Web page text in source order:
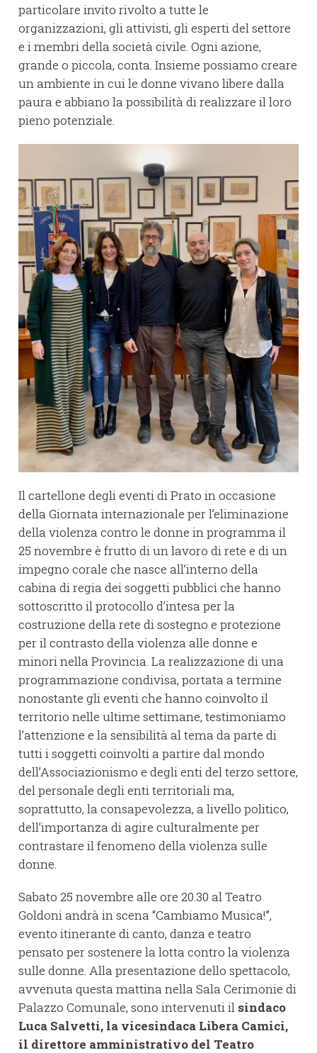
particolare invito rivolto a tutte le
organizzazioni, gli attivisti, gli esperti del settore
e i membri della società civile. Ogni azione,
grande o piccola, conta. Insieme possiamo creare
un ambiente in cui le donne vivano libere dalla
paura e abbiano la possibilità di realizzare il loro
pieno potenziale.
Il cartellone degli eventi di Prato in occasione
della Giornata internazionale per l’eliminazione
della violenza contro le donne in programma il
25 novembre è frutto di un lavoro di rete e di un
impegno corale che nasce all’interno della
cabina di regia dei soggetti pubblici che hanno
sottoscritto il protocollo d’intesa per la
costruzione della rete di sostegno e protezione
per il contrasto della violenza alle donne e
minori nella Provincia. La realizzazione di una
programmazione condivisa, portata a termine
nonostante gli eventi che hanno coinvolto il
territorio nelle ultime settimane, testimoniamo
l’attenzione e la sensibilità al tema da parte di
tutti i soggetti coinvolti a partire dal mondo
dell’Associazionismo e degli enti del terzo settore,
del personale degli enti territoriali ma,
soprattutto, la consapevolezza, a livello politico,
dell’importanza di agire culturalmente per
contrastare il fenomeno della violenza sulle
donne.
Sabato 25 novembre alle ore 20.30 al Teatro
Goldoni andrà in scena “Cambiamo Musica!”,
evento itinerante di canto, danza e teatro
pensato per sostenere la lotta contro la violenza
sulle donne. Alla presentazione dello spettacolo,
avvenuta questa mattina nella Sala Cerimonie di
Palazzo Comunale, sono intervenuti il sindaco
Luca Salvetti, la vicesindaca Libera Camici,
il direttore amministrativo del Teatro